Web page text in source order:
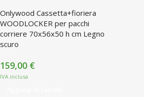
Onlywood Cassetta+fioriera
WOODLOCKER per pacchi
corriere 70x56x50 h cm Legno
scuro
159,00 €